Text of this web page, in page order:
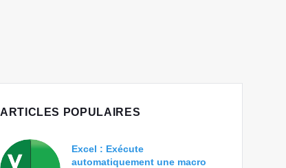
ARTICLES POPULAIRES
Excel : Exécute
automatiquement une macro